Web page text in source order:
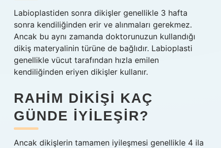
Labioplastiden sonra dikişler genellikle 3 hafta
sonra kendiliğinden erir ve alınmaları gerekmez.
Ancak bu aynı zamanda doktorunuzun kullandığı
dikiş materyalinin türüne de bağlıdır. Labioplasti
genellikle vücut tarafından hızla emilen
kendiliğinden eriyen dikişler kullanır.
RAHIM DIKIŞI KAÇ
GÜNDE IYILEŞIR?
Ancak dikişlerin tamamen iyileşmesi genellikle 4 ila